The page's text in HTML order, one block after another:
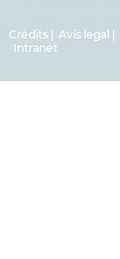
Crèdits Avís legal
Intranet